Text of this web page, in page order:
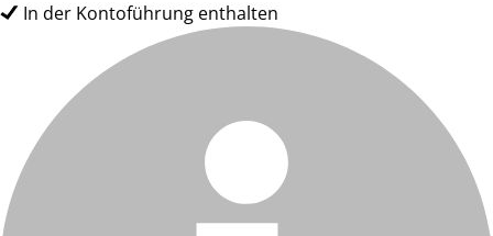
In der Kontoführung enthalten